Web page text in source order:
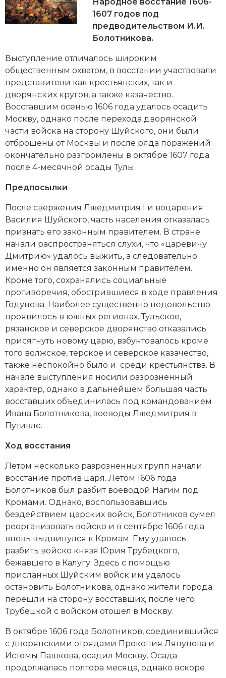
Генеалогия, геральдика
Государство и право
Империи
Историческая география и топонимика
История материальной и духовной культуры
История международных отношений
История, философия, теория и методология
исторического знания
Итория международных отношений
Латинская Америка
Новая история
Новейшая история
Нумизматика
Образование
Общественные объединения и организации
Политическая история
Революции и народные движения
Религия и церковь
Россия
Специальные исторические дисциплины
СССР
Южная Америка
1607 годов под
предводительством И.И.
Болотникова.
Выступление отличалось широким
общественным охватом, в восстании участвовали
представители как крестьянских, так и
дворянских кругов, а также казачество.
Восставшим осенью 1606 года удалось осадить
Москву, однако после перехода дворянской
части войска на сторону Шуйского, они были
отброшены от Москвы и после ряда поражений
окончательно разгромлены в октябре 1607 года
после 4-месячной осады Тулы.
Предпосылки
После свержения Лжедмитрия I и воцарения
Василия Шуйского, часть населения отказалась
признать его законным правителем. В стране
начали распространяться слухи, что «царевичу
Дмитрию» удалось выжить, а следовательно
именно он является законным правителем.
Кроме того, сохранялись социальные
противоречия, обострившиеся в ходе правления
Годунова. Наиболее существенно недовольство
проявилось в южных регионах. Тульское,
рязанское и северское дворянство отказались
присягнуть новому царю, взбунтовалось кроме
того волжское, терское и северское казачество,
также неспокойно было и среди крестьянства. В
начале выступления носили разрозненный
характер, однако в дальнейшем большая часть
восставших объединилась под командованием
Ивана Болотникова, воеводы Лжедмитрия в
Путивле.
Ход восстания
Летом несколько разрозненных групп начали
восстание против царя. Летом 1606 года
Болотников был разбит воеводой Нагим под
Кромами. Однако, воспользовавшись
бездействием царских войск, Болотников сумел
реорганизовать войско и в сентябре 1606 года
вновь выдвинулся к Кромам. Ему удалось
разбить войско князя Юрия Трубецкого,
бежавшего в Калугу. Здесь с помощью
присланных Шуйским войск им удалось
остановить Болотникова, однако жители города
перешли на сторону восставших, после чего
Трубецкой с войском отошел в Москву.
В октябре 1606 года Болотников, соединившийся
с дворянскими отрядами Прокопия Ляпунова и
Истомы Пашкова, осадил Москву. Осада
продолжалась полтора месяца, однако вскоре